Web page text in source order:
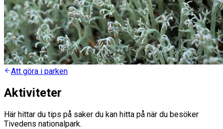
Att göra i parken
Aktiviteter
Här hittar du tips på saker du kan hitta på när du besöker
Tivedens nationalpark.